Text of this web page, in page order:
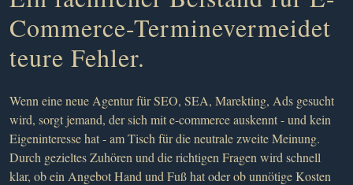
Commerce-Terminevermeidet
teure Fehler.
Wenn eine neue Agentur für SEO, SEA, Marekting, Ads gesucht
wird, sorgt jemand, der sich mit e-commerce auskennt - und kein
Eigeninteresse hat - am Tisch für die neutrale zweite Meinung.
Durch gezieltes Zuhören und die richtigen Fragen wird schnell
klar, ob ein Angebot Hand und Fuß hat oder ob unnötige Kosten